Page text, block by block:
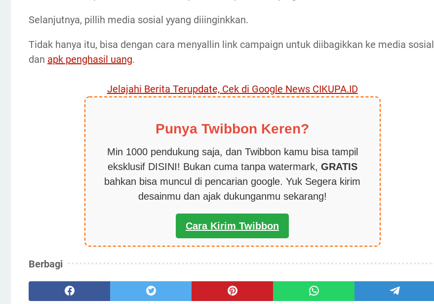
Selanjutnya, pillih media sosial yyang diiinginkkan.
Tidak hanya itu, bisa dengan cara menyallin link campaign untuk diibagikkan ke media sosial
dan apk penghasil uang.
Jelajahi Berita Terupdate, Cek di Google News CIKUPA.ID
Punya Twibbon Keren?
Min 1000 pendukung saja, dan Twibbon kamu bisa tampil
eksklusif DISINI! Bukan cuma tanpa watermark, GRATIS
bahkan bisa muncul di pencarian google. Yuk Segera kirim
desainmu dan ajak dukunganmu sekarang!
Cara Kirim Twibbon
Berbagi